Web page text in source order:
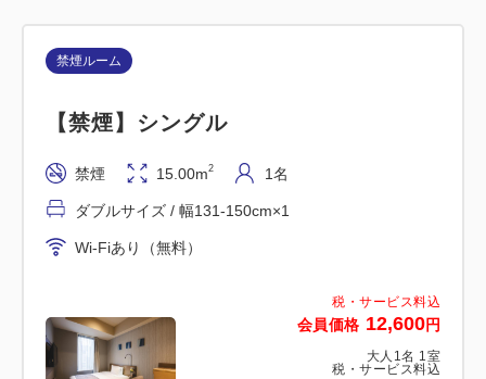
会員価格 13,500円
税・サービス料込
喫煙ルーム
【喫煙】ダブルルーム
喫煙 1~2名
ダブルサイズ / 幅131-150cm×1
Wi-Fiあり（無料）
税・サービス料込
会員価格 12,600円
大人 1名 1室
税・サービス料込
禁煙ルーム
【禁煙】シングル
禁煙 15.00m2 1名
ダブルサイズ / 幅131-150cm×1
Wi-Fiあり（無料）